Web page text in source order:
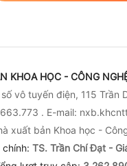
KHOA HỌC - CÔNG
vô tuyến điện, 115 Trần
. E-mail:
xuất bản Khoa học -
TS. Trần Chí Đạt -